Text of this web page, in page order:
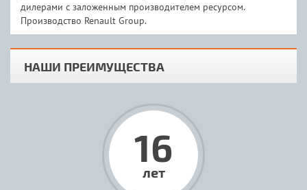
дилерами с заложенным производителем ресурсом.
Производство Renault Group.
НАШИ ПРЕИМУЩЕСТВА
16
лет